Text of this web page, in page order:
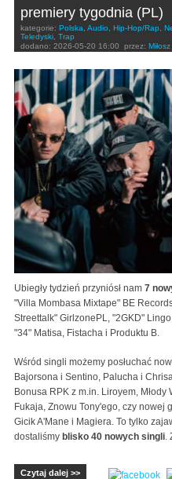
premiery tygodnia (PL)
kategorie: Polska, Audio, Hip-Hop/Rap,
Teledyski, Trap
dodano: 2026-05-20 16:00 przez: Miłosz
Ubiegły tydzień przyniósł nam 7
"Villa Mombasa Mixtape" BE
Streettalk" GirlzonePL, "2GKD"
"34" Matisa, Fistacha i Produktu B.
Wśród singli możemy posłuchać
Bajorsona i Sentino, Palucha i
Bonusa RPK z m.in. Liroyem,
Fukaja, Znowu Tony'ego, czy nowej
Gicik A'Mane i Magiera. To tylko
dostaliśmy blisko 40 nowych singli.
Czytaj dalej >>